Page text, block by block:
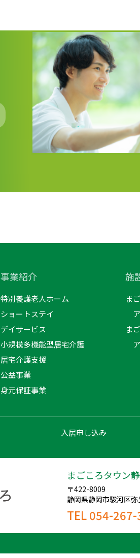
事業紹介
特別養護老人ホーム
ショートステイ
デイサービス
小規模多機能型居宅介護
居宅介護支援
公益事業
身元保証事業
施
ま
ま
入居申し込み
まごころタウン
〒422-8009
静岡県静岡市駿河区
TEL 054-